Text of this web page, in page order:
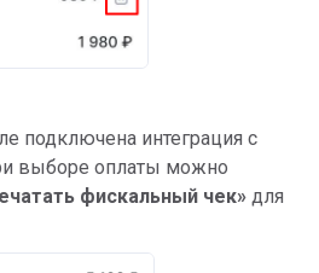
подключена интеграция с
выборе оплаты можно
фискальный чек» для